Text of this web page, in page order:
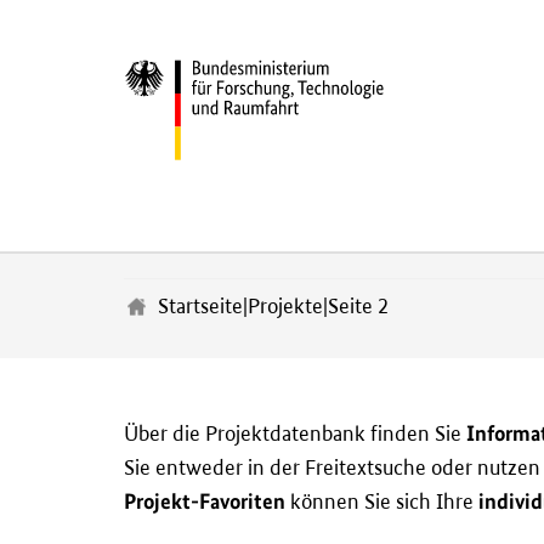
Startseite Projekte Seite 2
Über die Projektdatenbank finden Sie
Sie entweder in der Freitextsuche oder
Projekt-Favoriten können Sie sich Ihre